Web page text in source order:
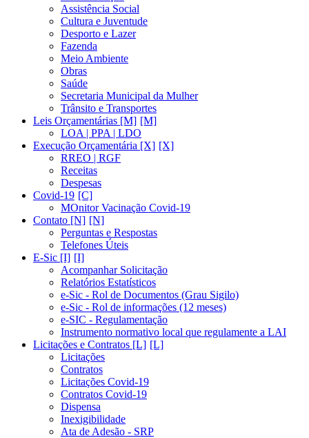
Assistência Social
Cultura e Juventude
Desporto e Lazer
Fazenda
Meio Ambiente
Obras
Saúde
Secretaria Municipal da Mulher
Trânsito e Transportes
Leis Orçamentárias [M]
LOA | PPA | LDO
Execução Orçamentária [X]
RREO | RGF
Receitas
Despesas
Covid-19
MOnitor Vacinação Covid-19
Contato [N]
Perguntas e Respostas
Telefones Úteis
E-Sic [I]
Acompanhar Solicitação
Relatórios Estatísticos
e-Sic - Rol de Documentos (Grau Sigilo)
e-Sic - Rol de informações (12 meses)
e-SIC - Regulamentação
Instrumento normativo local que regulamente a LAI
Licitações e Contratos [L]
Licitações
Contratos
Licitações Covid-19
Contratos Covid-19
Dispensa
Inexigibilidade
Ata de Adesão - SRP